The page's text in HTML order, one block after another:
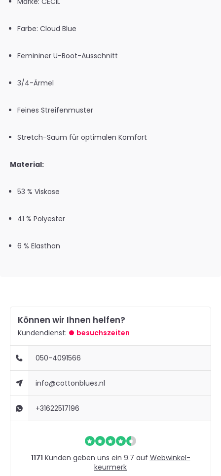
Farbe: Cloud Blue
Femininer U-Boot-Ausschnitt
3/4-Ärmel
Feines Streifenmuster
Stretch-Saum für optimalen Komfort
Material:
53 % Viskose
41 % Polyester
6 % Elasthan
Können wir Ihnen helfen?
Kundendienst: besuchszeiten
050-4091566
info@cottonblues.nl
+31622517196
1171 Kunden geben uns ein 9.7 auf Webwinkel-
keurmerk